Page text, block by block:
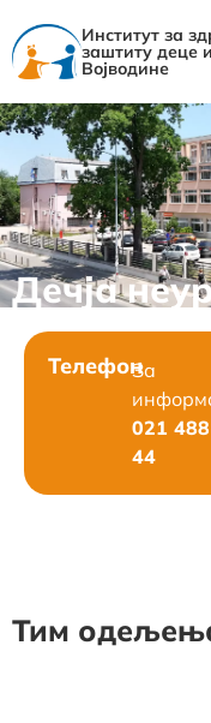
Институт за
заштиту деце
Војводине
Дечја
ТелефонЗа
021
44
Тим